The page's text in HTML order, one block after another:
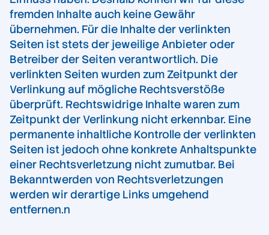
fremden Inhalte auch keine Gewähr
übernehmen. Für die Inhalte der verlinkten
Seiten ist stets der jeweilige Anbieter oder
Betreiber der Seiten verantwortlich. Die
verlinkten Seiten wurden zum Zeitpunkt der
Verlinkung auf mögliche Rechtsverstöße
überprüft. Rechtswidrige Inhalte waren zum
Zeitpunkt der Verlinkung nicht erkennbar. Eine
permanente inhaltliche Kontrolle der verlinkten
Seiten ist jedoch ohne konkrete Anhaltspunkte
einer Rechtsverletzung nicht zumutbar. Bei
Bekanntwerden von Rechtsverletzungen
werden wir derartige Links umgehend
entfernen.n